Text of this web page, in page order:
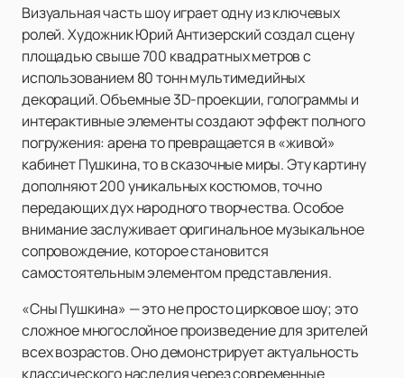
Визуальная часть шоу играет одну из ключевых
ролей. Художник Юрий Антизерский создал сцену
площадью свыше 700 квадратных метров с
использованием 80 тонн мультимедийных
декораций. Объемные 3D-проекции, голограммы и
интерактивные элементы создают эффект полного
погружения: арена то превращается в «живой»
кабинет Пушкина, то в сказочные миры. Эту картину
дополняют 200 уникальных костюмов, точно
передающих дух народного творчества. Особое
внимание заслуживает оригинальное музыкальное
сопровождение, которое становится
самостоятельным элементом представления.
«Сны Пушкина» — это не просто цирковое шоу; это
сложное многослойное произведение для зрителей
всех возрастов. Оно демонстрирует актуальность
классического наследия через современные